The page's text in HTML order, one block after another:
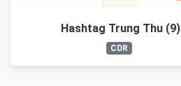
Hashtag Trung Thu (9)
CDR